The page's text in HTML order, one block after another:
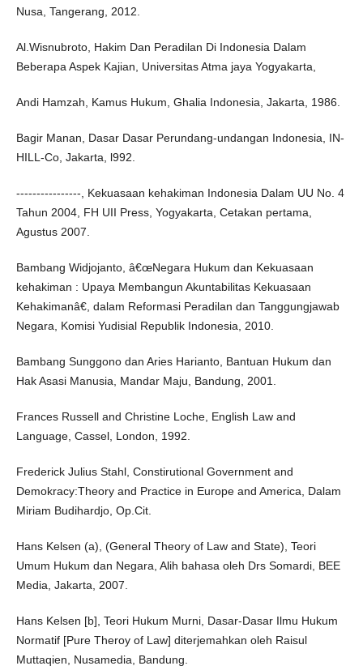
Nusa, Tangerang, 2012.
Al.Wisnubroto, Hakim Dan Peradilan Di Indonesia Dalam
Beberapa Aspek Kajian, Universitas Atma jaya Yogyakarta,
Andi Hamzah, Kamus Hukum, Ghalia Indonesia, Jakarta, 1986.
Bagir Manan, Dasar Dasar Perundang-undangan Indonesia, IN-
HILL-Co, Jakarta, l992.
----------------, Kekuasaan kehakiman Indonesia Dalam UU No. 4
Tahun 2004, FH UII Press, Yogyakarta, Cetakan pertama,
Agustus 2007.
Bambang Widjojanto, â€œNegara Hukum dan Kekuasaan
kehakiman : Upaya Membangun Akuntabilitas Kekuasaan
Kehakimanâ€, dalam Reformasi Peradilan dan Tanggungjawab
Negara, Komisi Yudisial Republik Indonesia, 2010.
Bambang Sunggono dan Aries Harianto, Bantuan Hukum dan
Hak Asasi Manusia, Mandar Maju, Bandung, 2001.
Frances Russell and Christine Loche, English Law and
Language, Cassel, London, 1992.
Frederick Julius Stahl, Constirutional Government and
Demokracy:Theory and Practice in Europe and America, Dalam
Miriam Budihardjo, Op.Cit.
Hans Kelsen (a), (General Theory of Law and State), Teori
Umum Hukum dan Negara, Alih bahasa oleh Drs Somardi, BEE
Media, Jakarta, 2007.
Hans Kelsen [b], Teori Hukum Murni, Dasar-Dasar Ilmu Hukum
Normatif [Pure Theroy of Law] diterjemahkan oleh Raisul
Muttaqien, Nusamedia, Bandung.